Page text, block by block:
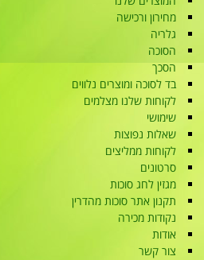
מחירון ורכישה
גלריה
הסוכה
הסכך
בד לסוכה ומוצרים נלווים
לקוחות שלנו מצלמים
שימושי
שאלות נפוצות
לקוחות ממליצים
סרטונים
מגזין לחג סוכות
תקנון אתר סוכות מהדרין
נקודות מכירה
אודות
צור קשר